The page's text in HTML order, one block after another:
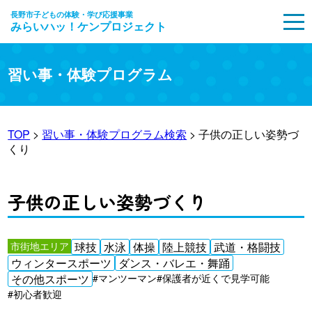
長野市子どもの体験・学び応援事業
みらいハッ！ケンプロジェクト
習い事・体験プログラム
TOP > 習い事・体験プログラム検索 > 子供の正しい姿勢づ
くり
子供の正しい姿勢づくり
市街地エリア 球技 水泳 体操 陸上競技 武道・格闘技
ウィンタースポーツ ダンス・バレエ・舞踊
その他スポーツ #マンツーマン#保護者が近くで見学可能
#初心者歓迎